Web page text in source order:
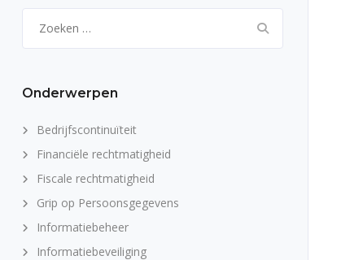
naar:
Onderwerpen
Bedrijfscontinuïteit
Financiële rechtmatigheid
Fiscale rechtmatigheid
Grip op Persoonsgegevens
Informatiebeheer
Informatiebeveiliging